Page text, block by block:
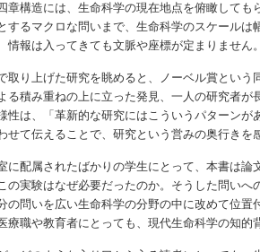
章構造には、生命科学の現在地点を俯瞰しても
するマクロな問いまで、生命科学のスケール
情報は入ってきても文脈や座標が定まりません
取り上げた研究を眺めると、ノーベル賞という
る積み重ねの上に立った発見、一人の研究者が
性は、「革新的な研究にはこういうパターン
せて伝えることで、研究という営みの奥行きを
に配属されたばかりの学生にとって、本書は論
の実験はなぜ必要だったのか。そうした問い
の問いを広い生命科学の分野の中に改めて位
療職や教育者にとっても、現代生命科学の知的